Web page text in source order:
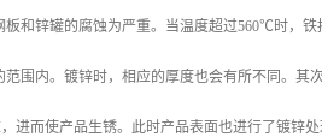
和锌罐的腐蚀为严重。当温度超过560℃时，
围内。镀锌时，相应的厚度也会有所不同。
进而使产品生锈。此时产品表面也进行了镀锌处